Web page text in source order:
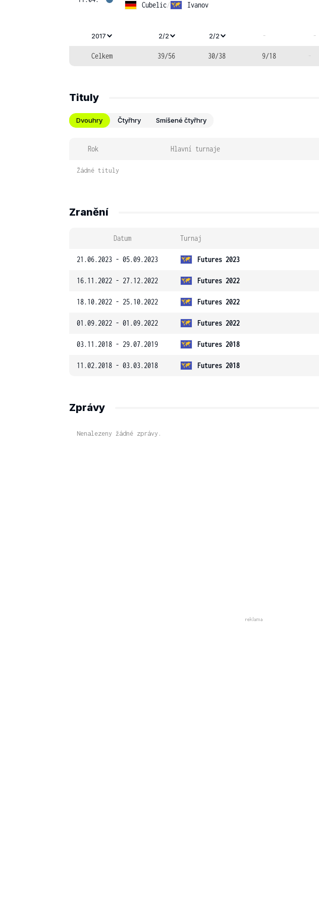
Cubelic/ Ivanov
2017 2/2 2/2 - -
Celkem 39/56 30/38 9/18 -
Tituly
Dvouhry Čtyřhry Smíšené čtyřhry
Rok Hlavní turnaje
Žádné tituly
Zranění
Datum Turnaj
21.06.2023 - 05.09.2023 Futures 2023
16.11.2022 - 27.12.2022 Futures 2022
18.10.2022 - 25.10.2022 Futures 2022
01.09.2022 - 01.09.2022 Futures 2022
03.11.2018 - 29.07.2019 Futures 2018
11.02.2018 - 03.03.2018 Futures 2018
Zprávy
Nenalezeny žádné zprávy.